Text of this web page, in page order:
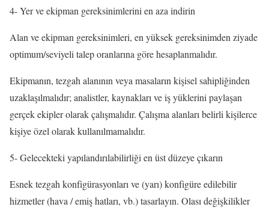
4- Yer ve ekipman gereksinimlerini en aza indirin
Alan ve ekipman gereksinimleri, en yüksek gereksinimden ziyade
optimum/seviyeli talep oranlarına göre hesaplanmalıdır.
Ekipmanın, tezgah alanının veya masaların kişisel sahipliğinden
uzaklaşılmalıdır; analistler, kaynakları ve iş yüklerini paylaşan
gerçek ekipler olarak çalışmalıdır. Çalışma alanları belirli kişilerce
kişiye özel olarak kullanılmamalıdır.
5- Gelecekteki yapılandırılabilirliği en üst düzeye çıkarın
Esnek tezgah konfigürasyonları ve (yarı) konfigüre edilebilir
hizmetler (hava / emiş hatları, vb.) tasarlayın. Olası değişkilikler